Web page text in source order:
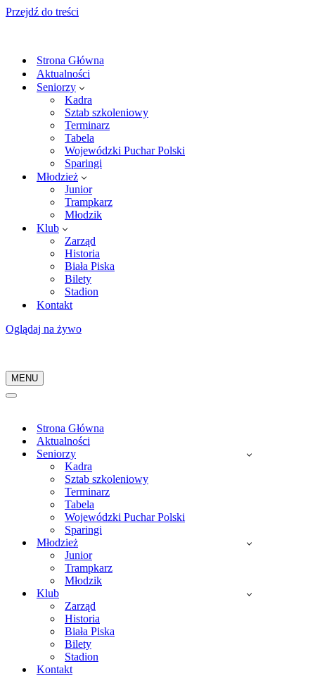
Przejdź do treści
Strona Główna
Aktualności
Seniorzy
Kadra
Sztab szkoleniowy
Terminarz
Tabela
Wojewódzki Puchar Polski
Sparingi
Młodzież
Junior
Trampkarz
Młodzik
Klub
Zarząd
Historia
Biała Piska
Bilety
Stadion
Kontakt
Oglądaj na żywo
MENU
Menu
Menu
Strona Główna
Aktualności
Seniorzy
Kadra
Sztab szkoleniowy
Terminarz
Tabela
Wojewódzki Puchar Polski
Sparingi
Młodzież
Junior
Trampkarz
Młodzik
Klub
Zarząd
Historia
Biała Piska
Bilety
Stadion
Kontakt